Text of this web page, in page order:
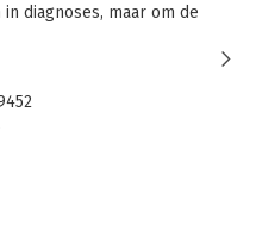
diagnoses, maar om de
de problematiek waar
Vanaf het begin als
druk daadwerkelijk
biedend.
van de